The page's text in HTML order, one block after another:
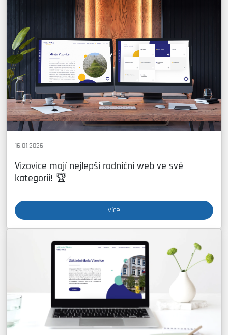
16.01.2026
Vizovice mají nejlepší radniční web ve své
kategorii! 🏆
více